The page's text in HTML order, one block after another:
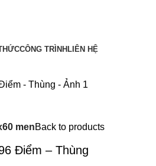
CÔNG TRÌNH LIÊN HỆ
menBack to products
Điểm – Thùng